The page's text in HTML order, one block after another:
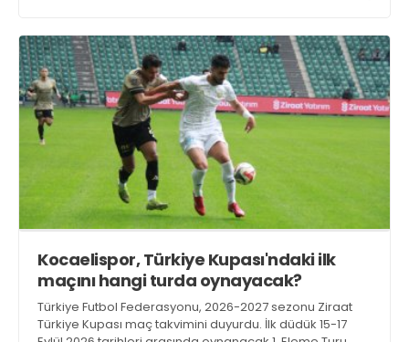
Kocaelispor, Türkiye Kupası'ndaki ilk
maçını hangi turda oynayacak?
Türkiye Futbol Federasyonu, 2026-2027 sezonu Ziraat
Türkiye Kupası maç takvimini duyurdu. İlk düdük 15-17